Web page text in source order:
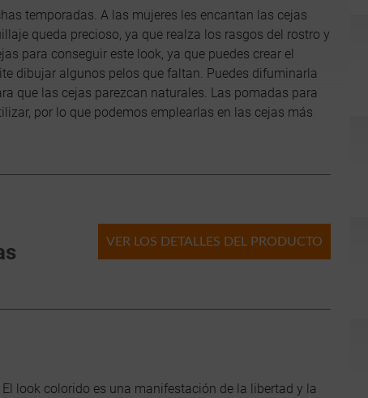
temporadas. A las mujeres les encantan las cejas
queda precioso, ya que realza los rasgos del rostro y
para conseguir este look, ya que puedes crear el
dibujar algunos pelos que faltan. Puedes difuminarla
que las cejas parezcan naturales. Las pomadas para
por lo que podemos emplearlas en las cejas más
VER LOS DETALLES DEL PRODUCTO
look colorido es una manifestación de la libertad y la